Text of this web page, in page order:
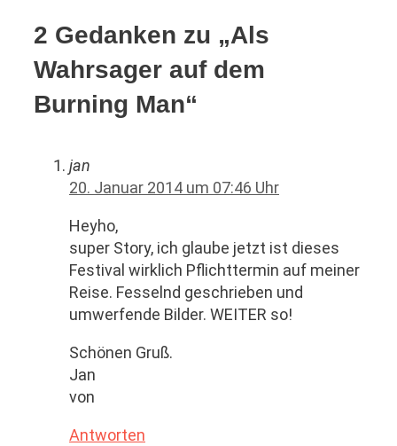
2 Gedanken zu „Als
Wahrsager auf dem
Burning Man“
jan
20. Januar 2014 um 07:46 Uhr
Heyho,
super Story, ich glaube jetzt ist dieses
Festival wirklich Pflichttermin auf meiner
Reise. Fesselnd geschrieben und
umwerfende Bilder. WEITER so!
Schönen Gruß.
Jan
von
Antworten